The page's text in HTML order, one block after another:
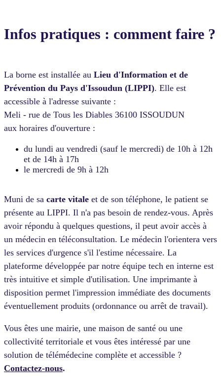
Infos pratiques : comment faire ?
La borne est installée au Lieu d'Information et de
Prévention du Pays d'Issoudun (LIPPI). Elle est
accessible à l'adresse suivante :
Meli - rue de Tous les Diables 36100 ISSOUDUN
aux horaires d'ouverture :
du lundi au vendredi (sauf le mercredi) de 10h à 12h
et de 14h à 17h
le mercredi de 9h à 12h
Muni de sa carte vitale et de son téléphone, le patient se
présente au LIPPI. Il n'a pas besoin de rendez-vous. Après
avoir répondu à quelques questions, il peut avoir accès à
un médecin en téléconsultation. Le médecin l'orientera vers
les services d'urgence s'il l'estime nécessaire. La
plateforme développée par notre équipe tech en interne est
très intuitive et simple d'utilisation. Une imprimante à
disposition permet l'impression immédiate des documents
éventuellement produits (ordonnance ou arrêt de travail).
Vous êtes une mairie, une maison de santé ou une
collectivité territoriale et vous êtes intéressé par une
solution de télémédecine complète et accessible ?
Contactez-nous.